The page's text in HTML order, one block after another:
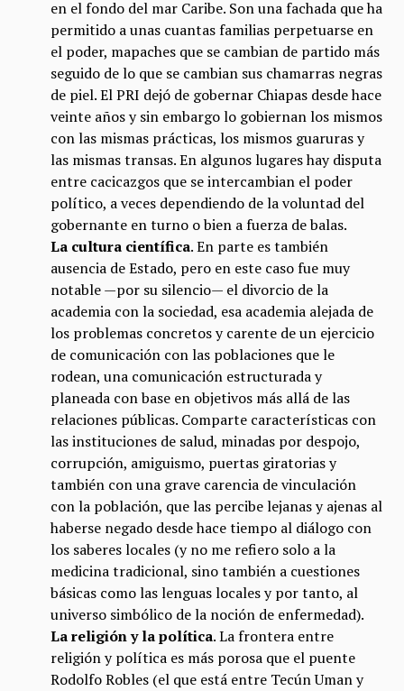
en el fondo del mar Caribe. Son una fachada que ha
permitido a unas cuantas familias perpetuarse en
el poder, mapaches que se cambian de partido más
seguido de lo que se cambian sus chamarras negras
de piel. El PRI dejó de gobernar Chiapas desde hace
veinte años y sin embargo lo gobiernan los mismos
con las mismas prácticas, los mismos guaruras y
las mismas transas. En algunos lugares hay disputa
entre cacicazgos que se intercambian el poder
político, a veces dependiendo de la voluntad del
gobernante en turno o bien a fuerza de balas.
La cultura científica. En parte es también
ausencia de Estado, pero en este caso fue muy
notable —por su silencio— el divorcio de la
academia con la sociedad, esa academia alejada de
los problemas concretos y carente de un ejercicio
de comunicación con las poblaciones que le
rodean, una comunicación estructurada y
planeada con base en objetivos más allá de las
relaciones públicas. Comparte características con
las instituciones de salud, minadas por despojo,
corrupción, amiguismo, puertas giratorias y
también con una grave carencia de vinculación
con la población, que las percibe lejanas y ajenas al
haberse negado desde hace tiempo al diálogo con
los saberes locales (y no me refiero solo a la
medicina tradicional, sino también a cuestiones
básicas como las lenguas locales y por tanto, al
universo simbólico de la noción de enfermedad).
La religión y la política. La frontera entre
religión y política es más porosa que el puente
Rodolfo Robles (el que está entre Tecún Uman y